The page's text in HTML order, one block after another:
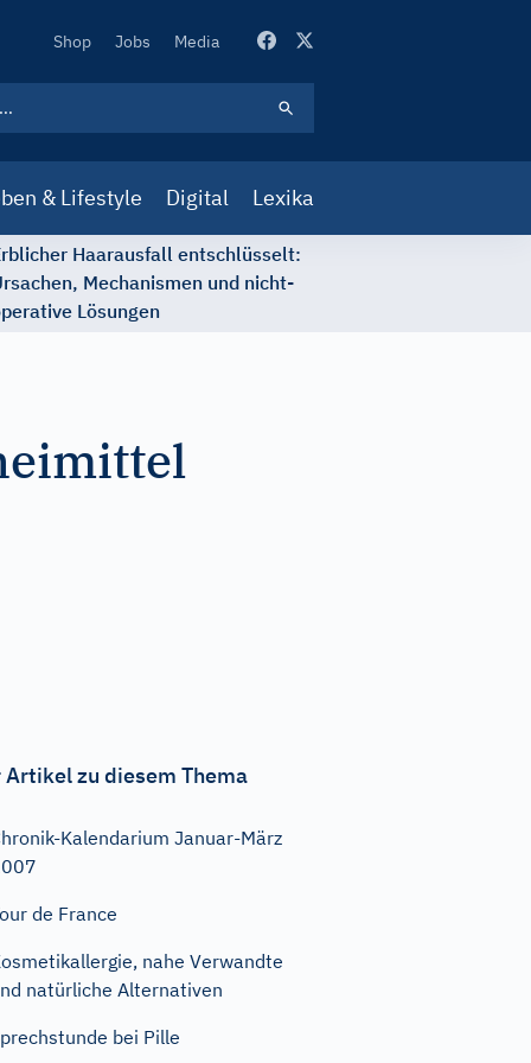
Secondary
Shop Jobs Media
& Lifestyle Digital Lexika
Haarausfall entschlüsselt:
Mechanismen und nicht-
Lösungen
Artikel zu diesem Thema
Kalendarium Januar-März
de France
nahe Verwandte
natürliche Alternativen
bei Pille